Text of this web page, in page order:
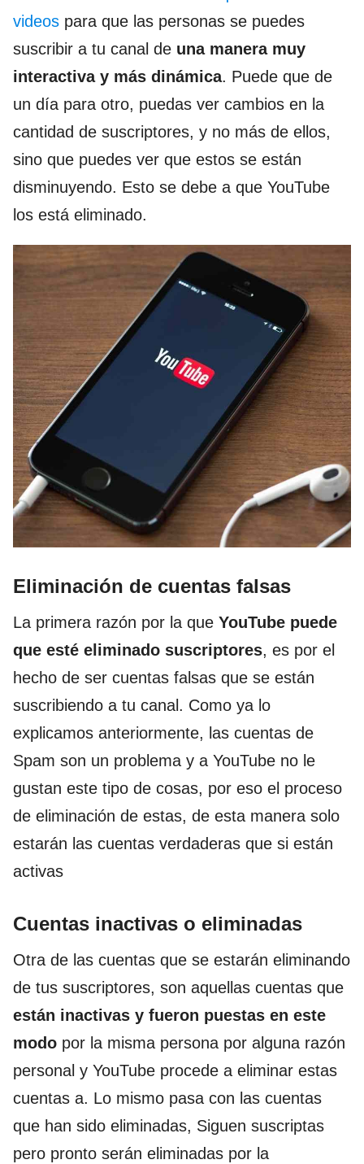
videos para que las personas se puedes
suscribir a tu canal de una manera muy
interactiva y más dinámica. Puede que de
un día para otro, puedas ver cambios en la
cantidad de suscriptores, y no más de ellos,
sino que puedes ver que estos se están
disminuyendo. Esto se debe a que YouTube
los está eliminado.
Eliminación de cuentas falsas
La primera razón por la que YouTube puede
que esté eliminado suscriptores, es por el
hecho de ser cuentas falsas que se están
suscribiendo a tu canal. Como ya lo
explicamos anteriormente, las cuentas de
Spam son un problema y a YouTube no le
gustan este tipo de cosas, por eso el proceso
de eliminación de estas, de esta manera solo
estarán las cuentas verdaderas que si están
activas
Cuentas inactivas o eliminadas
Otra de las cuentas que se estarán eliminando
de tus suscriptores, son aquellas cuentas que
están inactivas y fueron puestas en este
modo por la misma persona por alguna razón
personal y YouTube procede a eliminar estas
cuentas a. Lo mismo pasa con las cuentas
que han sido eliminadas, Siguen suscriptas
pero pronto serán eliminadas por la